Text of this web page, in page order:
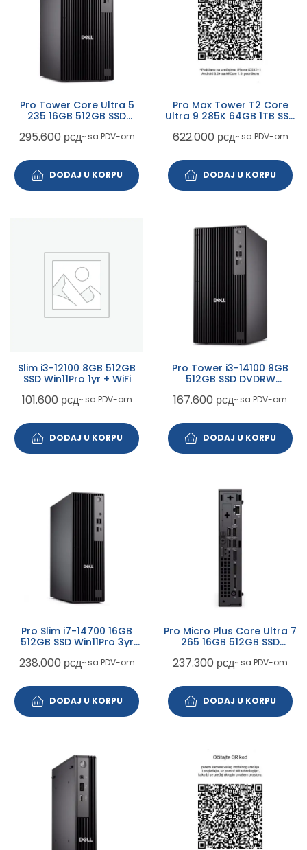
Pro Tower Core Ultra 5
235 16GB 512GB SSD
8GB Win11Pro 3yr
295.600 рсд~ sa PDV-om
DODAJ U KORPU
Pro Max Tower T2 Core
Ultra 9 285K 64GB 1TB SSD
622.000 рсд~ sa PDV-om
DODAJ U KORPU
Slim i3-12100 8GB 512GB
SSD Win11Pro 1yr + WiFi
101.600 рсд~ sa PDV-om
DODAJ U KORPU
Pro Tower i3-14100 8GB
512GB SSD DVDRW
167.600 рсд~ sa PDV-om
DODAJ U KORPU
Pro Slim i7-14700 16GB
512GB SSD Win11Pro 3yr
238.000 рсд~ sa PDV-om
DODAJ U KORPU
Pro Micro Plus Core Ultra 7
265 16GB 512GB SSD
WiFi
237.300 рсд~ sa PDV-om
DODAJ U KORPU